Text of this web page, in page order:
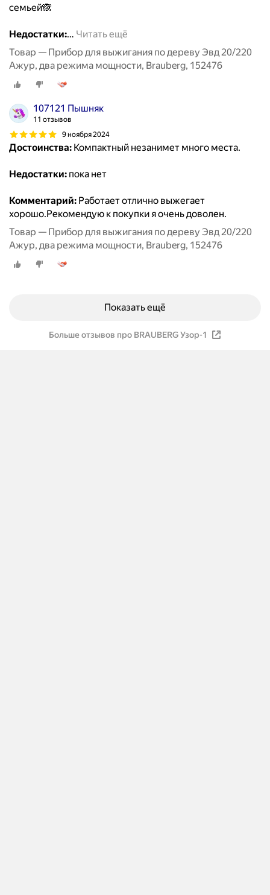
семьей🙈
Недостатки:… Читать ещё
Товар — Прибор для выжигания по дереву Эвд 20/220
Ажур, два режима мощности, Brauberg, 152476
107121 Пышняк
11 отзывов
9 ноября 2024
Достоинства: Компактный незанимет много места.
Недостатки: пока нет
Комментарий: Работает отлично выжегает
хорошо.Рекомендую к покупки я очень доволен.
Товар — Прибор для выжигания по дереву Эвд 20/220
Ажур, два режима мощности, Brauberg, 152476
Показать ещё
Больше отзывов про BRAUBERG Узор-1